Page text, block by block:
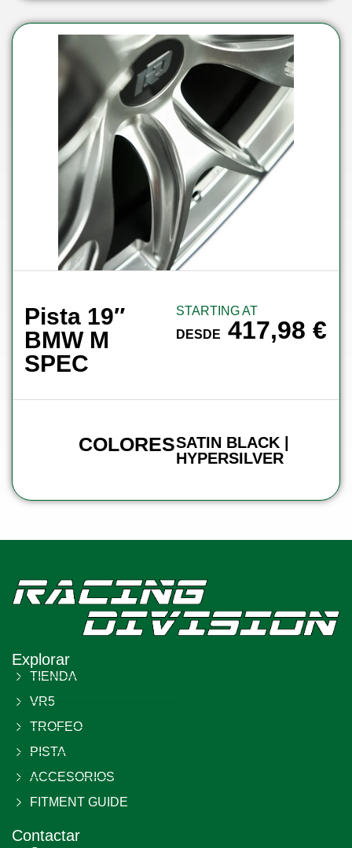
Pista 19″
BMW M
SPEC
STARTING AT
DESDE
417,98€
COLORESSATIN BLACK |
HYPERSILVER
Explorar
TIENDA
VR5
TROFEO
PISTA
ACCESORIOS
FITMENT GUIDE
Contactar